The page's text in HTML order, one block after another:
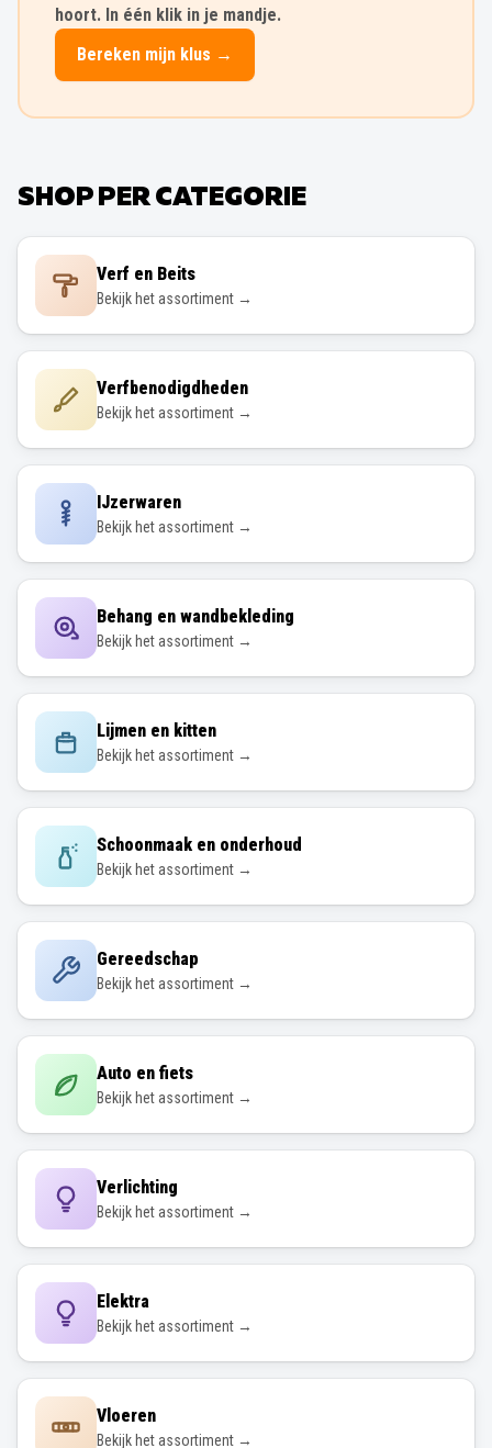
hoort. In één klik in je mandje.
Bereken mijn klus →
SHOP PER CATEGORIE
Verf en Beits
Bekijk het assortiment →
Verfbenodigdheden
Bekijk het assortiment →
IJzerwaren
Bekijk het assortiment →
Behang en wandbekleding
Bekijk het assortiment →
Lijmen en kitten
Bekijk het assortiment →
Schoonmaak en onderhoud
Bekijk het assortiment →
Gereedschap
Bekijk het assortiment →
Auto en fiets
Bekijk het assortiment →
Verlichting
Bekijk het assortiment →
Elektra
Bekijk het assortiment →
Vloeren
Bekijk het assortiment →